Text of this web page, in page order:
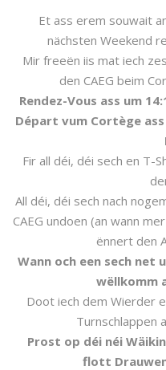
Et ass erem souwait
nächsten Weekend
Mir freeën iis mat iech
den CAEG beim
Rendez-Vous ass um
Départ vum Cortège
Fir all déi, déi sech en T-
All déi, déi sech nach
CAEG undoen (an wann
ënnert den
Wann och een sech net
wëllkomm
Doot iech dem Wierder
Turnschlappen
Prost op déi néi
flott